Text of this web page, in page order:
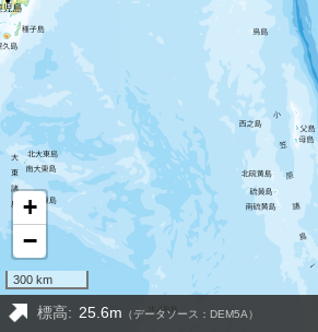
+
−
300 km
標高: 25.6m （データソース：DEM5A）